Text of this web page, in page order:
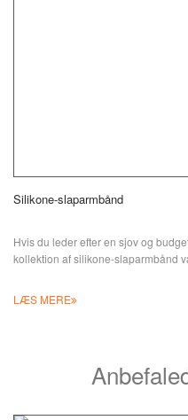
Silikone-slaparmbånd
Hvis du leder efter en sjov og
kollektion af silikone-slaparmbånd
LÆS MERE